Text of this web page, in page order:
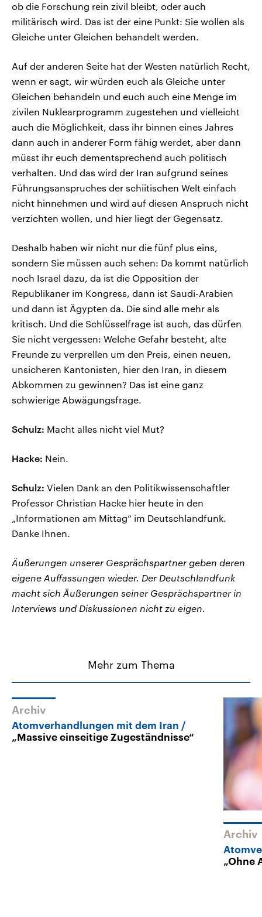
ob die Forschung rein zivil bleibt, oder auch
militärisch wird. Das ist der eine Punkt: Sie wollen als
Gleiche unter Gleichen behandelt werden.
Auf der anderen Seite hat der Westen natürlich Recht,
wenn er sagt, wir würden euch als Gleiche unter
Gleichen behandeln und euch auch eine Menge im
zivilen Nuklearprogramm zugestehen und vielleicht
auch die Möglichkeit, dass ihr binnen eines Jahres
dann auch in anderer Form fähig werdet, aber dann
müsst ihr euch dementsprechend auch politisch
verhalten. Und das wird der Iran aufgrund seines
Führungsanspruches der schiitischen Welt einfach
nicht hinnehmen und wird auf diesen Anspruch nicht
verzichten wollen, und hier liegt der Gegensatz.
Deshalb haben wir nicht nur die fünf plus eins,
sondern Sie müssen auch sehen: Da kommt natürlich
noch Israel dazu, da ist die Opposition der
Republikaner im Kongress, dann ist Saudi-Arabien
und dann ist Ägypten da. Die sind alle mehr als
kritisch. Und die Schlüsselfrage ist auch, das dürfen
Sie nicht vergessen: Welche Gefahr besteht, alte
Freunde zu verprellen um den Preis, einen neuen,
unsicheren Kantonisten, hier den Iran, in diesem
Abkommen zu gewinnen? Das ist eine ganz
schwierige Abwägungsfrage.
Schulz: Macht alles nicht viel Mut?
Hacke: Nein.
Schulz: Vielen Dank an den Politikwissenschaftler
Professor Christian Hacke hier heute in den
„Informationen am Mittag“ im Deutschlandfunk.
Danke Ihnen.
Äußerungen unserer Gesprächspartner geben deren
eigene Auffassungen wieder. Der Deutschlandfunk
macht sich Äußerungen seiner Gesprächspartner in
Interviews und Diskussionen nicht zu eigen.
Mehr zum Thema
Archiv
Atomverhandlungen mit dem Iran
„Massive einseitige Zugeständnisse“
Archiv
„Ohne